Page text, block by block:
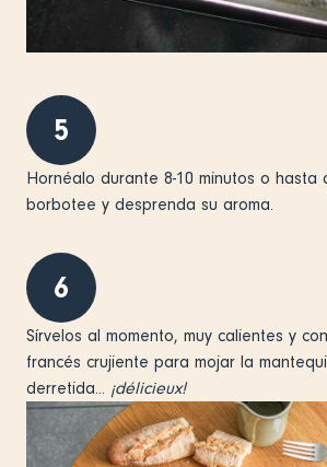
5
Hornéalo durante 8-10 minutos o hasta
borbotee y desprenda su aroma.
6
Sírvelos al momento, muy calientes y
francés crujiente para mojar la
derretida... ¡délicieux!